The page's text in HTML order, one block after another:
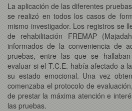
La aplicación de las diferentes
se realizó en todos los casos de
mismo investigador. Los registros se
de rehabilitación FREMAP
informados de la conveniencia de
pruebas, entre las que se
evaluar si el T.C.E. había afectado a
su estado emocional. Una vez
comenzaba el protocolo de
de prestar la máxima atención e
las pruebas.